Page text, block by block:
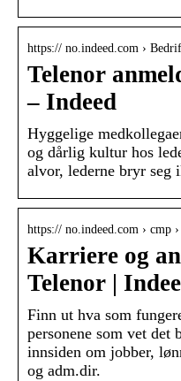
https:// no.indeed.com ›
Telenor
– Indeed
Hyggelige
og dårlig kultur hos
alvor, lederne bryr seg
https:// no.indeed.com › cmp
Karriere og
Telenor |
Finn ut hva som
personene som vet det
innsiden om jobber,
og adm.dir.